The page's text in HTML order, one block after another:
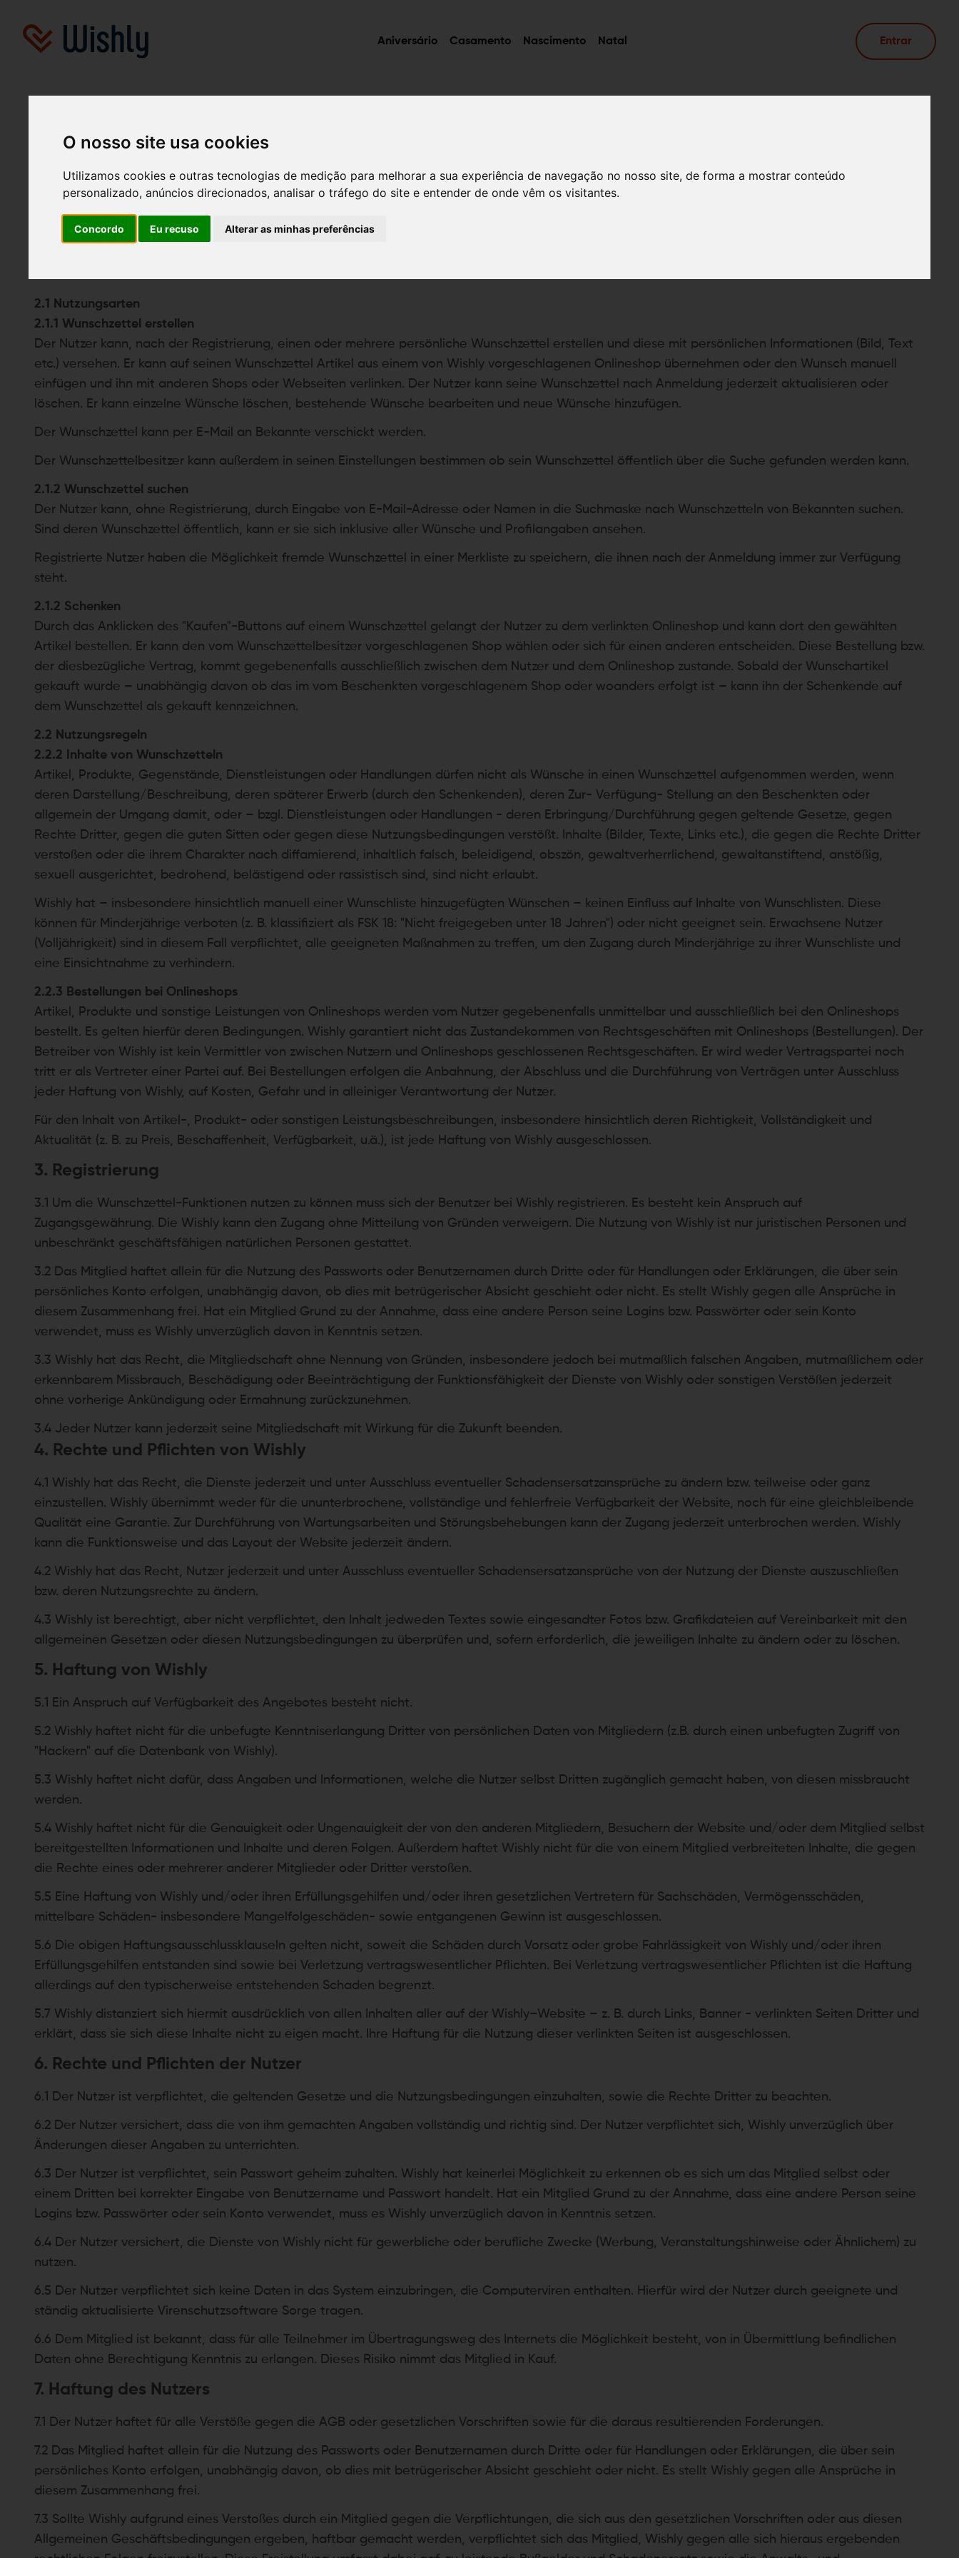
O nosso site usa cookies
Utilizamos cookies e outras tecnologias de medição para melhorar a sua experiência de navegação no nosso site, de forma a mostrar conteúdo
personalizado, anúncios direcionados, analisar o tráfego do site e entender de onde vêm os visitantes.
Concordo Eu recuso Alterar as minhas preferências
Aniversário Casamento Nascimento Natal Entrar
AGB
1. Betreiber
Der Betreiber Dresslove GmbH, Sonnenlandstraße 4, 14471 Potsdam, Deutschland, E-Mail: info@wishly.de (nachfolgend Wishly oder Betreiber genannt),
gewährt die kostenlose Nutzung der Website http://www.wishly.de unter der Voraussetzung, dass die folgenden Nutzungsbedingungen (AGB) vom
Nutzer akzeptiert werden.
2.1 Nutzungsarten
2.1.1 Wunschzettel erstellen
Der Nutzer kann, nach der Registrierung, einen oder mehrere persönliche Wunschzettel erstellen und diese mit persönlichen Informationen (Bild, Text
etc.) versehen. Er kann auf seinen Wunschzettel Artikel aus einem von Wishly vorgeschlagenen Onlineshop übernehmen oder den Wunsch manuell
einfügen und ihn mit anderen Shops oder Webseiten verlinken. Der Nutzer kann seine Wunschzettel nach Anmeldung jederzeit aktualisieren oder
löschen. Er kann einzelne Wünsche löschen, bestehende Wünsche bearbeiten und neue Wünsche hinzufügen.
Der Wunschzettel kann per E-Mail an Bekannte verschickt werden.
Der Wunschzettelbesitzer kann außerdem in seinen Einstellungen bestimmen ob sein Wunschzettel öffentlich über die Suche gefunden werden kann.
2.1.2 Wunschzettel suchen
Der Nutzer kann, ohne Registrierung, durch Eingabe von E-Mail-Adresse oder Namen in die Suchmaske nach Wunschzetteln von Bekannten suchen.
Sind deren Wunschzettel öffentlich, kann er sie sich inklusive aller Wünsche und Profilangaben ansehen.
Registrierte Nutzer haben die Möglichkeit fremde Wunschzettel in einer Merkliste zu speichern, die ihnen nach der Anmeldung immer zur Verfügung
steht.
2.1.2 Schenken
Durch das Anklicken des "Kaufen"-Buttons auf einem Wunschzettel gelangt der Nutzer zu dem verlinkten Onlineshop und kann dort den gewählten
Artikel bestellen. Er kann den vom Wunschzettelbesitzer vorgeschlagenen Shop wählen oder sich für einen anderen entscheiden. Diese Bestellung bzw.
der diesbezügliche Vertrag, kommt gegebenenfalls ausschließlich zwischen dem Nutzer und dem Onlineshop zustande. Sobald der Wunschartikel
gekauft wurde – unabhängig davon ob das im vom Beschenkten vorgeschlagenem Shop oder woanders erfolgt ist – kann ihn der Schenkende auf
dem Wunschzettel als gekauft kennzeichnen.
2.2 Nutzungsregeln
2.2.2 Inhalte von Wunschzetteln
Artikel, Produkte, Gegenstände, Dienstleistungen oder Handlungen dürfen nicht als Wünsche in einen Wunschzettel aufgenommen werden, wenn
deren Darstellung/Beschreibung, deren späterer Erwerb (durch den Schenkenden), deren Zur- Verfügung- Stellung an den Beschenkten oder
allgemein der Umgang damit, oder – bzgl. Dienstleistungen oder Handlungen - deren Erbringung/Durchführung gegen geltende Gesetze, gegen
Rechte Dritter, gegen die guten Sitten oder gegen diese Nutzungsbedingungen verstößt. Inhalte (Bilder, Texte, Links etc.), die gegen die Rechte Dritter
verstoßen oder die ihrem Charakter nach diffamierend, inhaltlich falsch, beleidigend, obszön, gewaltverherrlichend, gewaltanstiftend, anstößig,
sexuell ausgerichtet, bedrohend, belästigend oder rassistisch sind, sind nicht erlaubt.
Wishly hat – insbesondere hinsichtlich manuell einer Wunschliste hinzugefügten Wünschen – keinen Einfluss auf Inhalte von Wunschlisten. Diese
können für Minderjährige verboten (z. B. klassifiziert als FSK 18: "Nicht freigegeben unter 18 Jahren") oder nicht geeignet sein. Erwachsene Nutzer
(Volljährigkeit) sind in diesem Fall verpflichtet, alle geeigneten Maßnahmen zu treffen, um den Zugang durch Minderjährige zu ihrer Wunschliste und
eine Einsichtnahme zu verhindern.
2.2.3 Bestellungen bei Onlineshops
Artikel, Produkte und sonstige Leistungen von Onlineshops werden vom Nutzer gegebenenfalls unmittelbar und ausschließlich bei den Onlineshops
bestellt. Es gelten hierfür deren Bedingungen. Wishly garantiert nicht das Zustandekommen von Rechtsgeschäften mit Onlineshops (Bestellungen). Der
Betreiber von Wishly ist kein Vermittler von zwischen Nutzern und Onlineshops geschlossenen Rechtsgeschäften. Er wird weder Vertragspartei noch
tritt er als Vertreter einer Partei auf. Bei Bestellungen erfolgen die Anbahnung, der Abschluss und die Durchführung von Verträgen unter Ausschluss
jeder Haftung von Wishly, auf Kosten, Gefahr und in alleiniger Verantwortung der Nutzer.
Für den Inhalt von Artikel-, Produkt- oder sonstigen Leistungsbeschreibungen, insbesondere hinsichtlich deren Richtigkeit, Vollständigkeit und
Aktualität (z. B. zu Preis, Beschaffenheit, Verfügbarkeit, u.ä.), ist jede Haftung von Wishly ausgeschlossen.
3. Registrierung
3.1 Um die Wunschzettel-Funktionen nutzen zu können muss sich der Benutzer bei Wishly registrieren. Es besteht kein Anspruch auf
Zugangsgewährung. Die Wishly kann den Zugang ohne Mitteilung von Gründen verweigern. Die Nutzung von Wishly ist nur juristischen Personen und
unbeschränkt geschäftsfähigen natürlichen Personen gestattet.
3.2 Das Mitglied haftet allein für die Nutzung des Passworts oder Benutzernamen durch Dritte oder für Handlungen oder Erklärungen, die über sein
persönliches Konto erfolgen, unabhängig davon, ob dies mit betrügerischer Absicht geschieht oder nicht. Es stellt Wishly gegen alle Ansprüche in
diesem Zusammenhang frei. Hat ein Mitglied Grund zu der Annahme, dass eine andere Person seine Logins bzw. Passwörter oder sein Konto
verwendet, muss es Wishly unverzüglich davon in Kenntnis setzen.
3.3 Wishly hat das Recht, die Mitgliedschaft ohne Nennung von Gründen, insbesondere jedoch bei mutmaßlich falschen Angaben, mutmaßlichem oder
erkennbarem Missbrauch, Beschädigung oder Beeinträchtigung der Funktionsfähigkeit der Dienste von Wishly oder sonstigen Verstößen jederzeit
ohne vorherige Ankündigung oder Ermahnung zurückzunehmen.
3.4 Jeder Nutzer kann jederzeit seine Mitgliedschaft mit Wirkung für die Zukunft beenden.
4. Rechte und Pflichten von Wishly
4.1 Wishly hat das Recht, die Dienste jederzeit und unter Ausschluss eventueller Schadensersatzansprüche zu ändern bzw. teilweise oder ganz
einzustellen. Wishly übernimmt weder für die ununterbrochene, vollständige und fehlerfreie Verfügbarkeit der Website, noch für eine gleichbleibende
Qualität eine Garantie. Zur Durchführung von Wartungsarbeiten und Störungsbehebungen kann der Zugang jederzeit unterbrochen werden. Wishly
kann die Funktionsweise und das Layout der Website jederzeit ändern.
4.2 Wishly hat das Recht, Nutzer jederzeit und unter Ausschluss eventueller Schadensersatzansprüche von der Nutzung der Dienste auszuschließen
bzw. deren Nutzungsrechte zu ändern.
4.3 Wishly ist berechtigt, aber nicht verpflichtet, den Inhalt jedweden Textes sowie eingesandter Fotos bzw. Grafikdateien auf Vereinbarkeit mit den
allgemeinen Gesetzen oder diesen Nutzungsbedingungen zu überprüfen und, sofern erforderlich, die jeweiligen Inhalte zu ändern oder zu löschen.
5. Haftung von Wishly
5.1 Ein Anspruch auf Verfügbarkeit des Angebotes besteht nicht.
5.2 Wishly haftet nicht für die unbefugte Kenntniserlangung Dritter von persönlichen Daten von Mitgliedern (z.B. durch einen unbefugten Zugriff von
"Hackern" auf die Datenbank von Wishly).
5.3 Wishly haftet nicht dafür, dass Angaben und Informationen, welche die Nutzer selbst Dritten zugänglich gemacht haben, von diesen missbraucht
werden.
5.4 Wishly haftet nicht für die Genauigkeit oder Ungenauigkeit der von den anderen Mitgliedern, Besuchern der Website und/oder dem Mitglied selbst
bereitgestellten Informationen und Inhalte und deren Folgen. Außerdem haftet Wishly nicht für die von einem Mitglied verbreiteten Inhalte, die gegen
die Rechte eines oder mehrerer anderer Mitglieder oder Dritter verstoßen.
5.5 Eine Haftung von Wishly und/oder ihren Erfüllungsgehilfen und/oder ihren gesetzlichen Vertretern für Sachschäden, Vermögensschäden,
mittelbare Schäden- insbesondere Mangelfolgeschäden- sowie entgangenen Gewinn ist ausgeschlossen.
5.6 Die obigen Haftungsausschlussklauseln gelten nicht, soweit die Schäden durch Vorsatz oder grobe Fahrlässigkeit von Wishly und/oder ihren
Erfüllungsgehilfen entstanden sind sowie bei Verletzung vertragswesentlicher Pflichten. Bei Verletzung vertragswesentlicher Pflichten ist die Haftung
allerdings auf den typischerweise entstehenden Schaden begrenzt.
5.7 Wishly distanziert sich hiermit ausdrücklich von allen Inhalten aller auf der Wishly–Website – z. B. durch Links, Banner - verlinkten Seiten Dritter und
erklärt, dass sie sich diese Inhalte nicht zu eigen macht. Ihre Haftung für die Nutzung dieser verlinkten Seiten ist ausgeschlossen.
6. Rechte und Pflichten der Nutzer
6.1 Der Nutzer ist verpflichtet, die geltenden Gesetze und die Nutzungsbedingungen einzuhalten, sowie die Rechte Dritter zu beachten.
6.2 Der Nutzer versichert, dass die von ihm gemachten Angaben vollständig und richtig sind. Der Nutzer verpflichtet sich, Wishly unverzüglich über
Änderungen dieser Angaben zu unterrichten.
6.3 Der Nutzer ist verpflichtet, sein Passwort geheim zuhalten. Wishly hat keinerlei Möglichkeit zu erkennen ob es sich um das Mitglied selbst oder
einem Dritten bei korrekter Eingabe von Benutzername und Passwort handelt. Hat ein Mitglied Grund zu der Annahme, dass eine andere Person seine
Logins bzw. Passwörter oder sein Konto verwendet, muss es Wishly unverzüglich davon in Kenntnis setzen.
6.4 Der Nutzer versichert, die Dienste von Wishly nicht für gewerbliche oder berufliche Zwecke (Werbung, Veranstaltungshinweise oder Ähnlichem) zu
nutzen.
6.5 Der Nutzer verpflichtet sich keine Daten in das System einzubringen, die Computerviren enthalten. Hierfür wird der Nutzer durch geeignete und
ständig aktualisierte Virenschutzsoftware Sorge tragen.
6.6 Dem Mitglied ist bekannt, dass für alle Teilnehmer im Übertragungsweg des Internets die Möglichkeit besteht, von in Übermittlung befindlichen
Daten ohne Berechtigung Kenntnis zu erlangen. Dieses Risiko nimmt das Mitglied in Kauf.
7. Haftung des Nutzers
7.1 Der Nutzer haftet für alle Verstöße gegen die AGB oder gesetzlichen Vorschriften sowie für die daraus resultierenden Forderungen.
7.2 Das Mitglied haftet allein für die Nutzung des Passworts oder Benutzernamen durch Dritte oder für Handlungen oder Erklärungen, die über sein
persönliches Konto erfolgen, unabhängig davon, ob dies mit betrügerischer Absicht geschieht oder nicht. Es stellt Wishly gegen alle Ansprüche in
diesem Zusammenhang frei.
7.3 Sollte Wishly aufgrund eines Verstoßes durch ein Mitglied gegen die Verpflichtungen, die sich aus den gesetzlichen Vorschriften oder aus diesen
Allgemeinen Geschäftsbedingungen ergeben, haftbar gemacht werden, verpflichtet sich das Mitglied, Wishly gegen alle sich hieraus ergebenden